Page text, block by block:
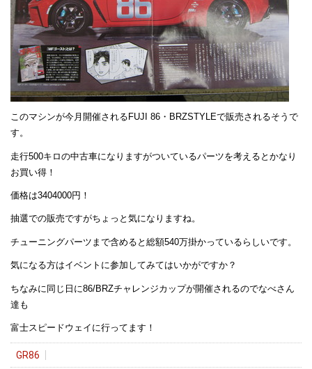
このマシンが今月開催されるFUJI 86・BRZSTYLEで販売されるそうで
す。
走行500キロの中古車になりますがついているパーツを考えるとかなり
お買い得！
価格は3404000円！
抽選での販売ですがちょっと気になりますね。
チューニングパーツまで含めると総額540万掛かっているらしいです。
気になる方はイベントに参加してみてはいかがですか？
ちなみに同じ日に86/BRZチャレンジカップが開催されるのでなべさん
達も
富士スピードウェイに行ってます！
GR86